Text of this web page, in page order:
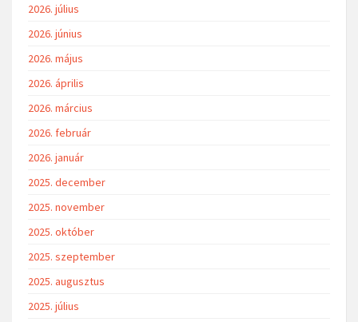
2026. július
2026. június
2026. május
2026. április
2026. március
2026. február
2026. január
2025. december
2025. november
2025. október
2025. szeptember
2025. augusztus
2025. július